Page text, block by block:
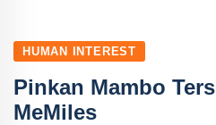
HUMAN INTEREST
Pinkan Mambo
MeMiles